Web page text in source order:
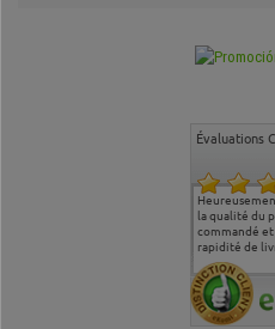
Évaluations
la qualité du
commandé et
rapidité de